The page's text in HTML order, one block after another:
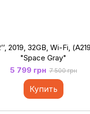
2019, 32GB, Wi-Fi,
"Space Gray"
5 799 грн 7 500 грн
Купить